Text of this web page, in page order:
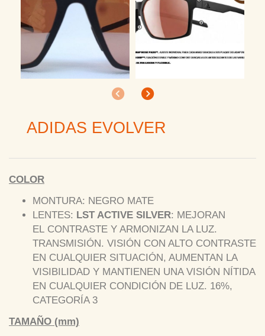
AnteriorSiguiente
ADIDAS EVOLVER
COLOR
MONTURA: NEGRO MATE
LENTES: LST ACTIVE SILVER: MEJORAN
EL CONTRASTE Y ARMONIZAN LA LUZ.
TRANSMISIÓN. VISIÓN CON ALTO CONTRASTE
EN CUALQUIER SITUACIÓN, AUMENTAN LA
VISIBILIDAD Y MANTIENEN UNA VISIÓN NÍTIDA
EN CUALQUIER CONDICIÓN DE LUZ. 16%,
CATEGORÍA 3
TAMAÑO (mm)